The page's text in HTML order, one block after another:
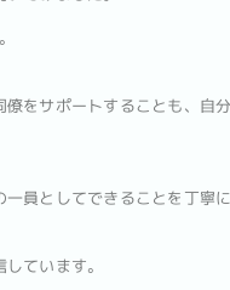
をサポートすることも、自
員としてできることを丁寧
ています。